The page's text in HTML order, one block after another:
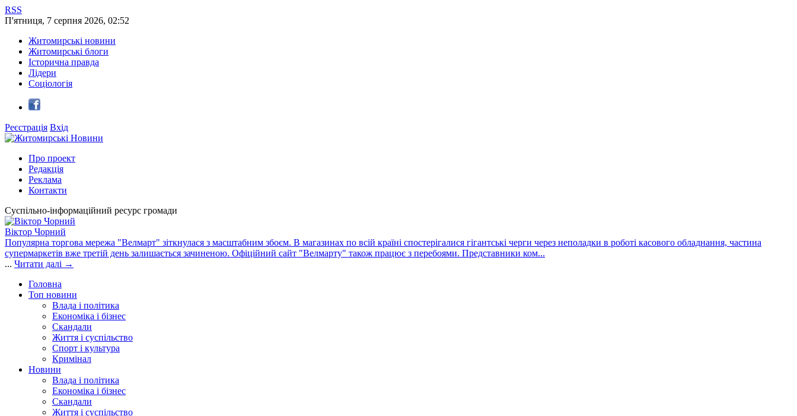
RSS
П'ятниця, 7 серпня 2026, 02:52
Житомирські новини
Житомирські блоги
Історична правда
Лідери
Соціологія
Реєстрація Вхід
Про проект
Редакція
Реклама
Контакти
Суспільно-інформаційний ресурс громади
Віктор Чорний
Популярна торгова мережа "Велмарт" зіткнулася з масштабним збоєм. В магазинах по всій країні спостерігалися гігантські черги через неполадки в роботі касового обладнання, частина
супермаркетів вже третій день залишається зачиненою. Офіційний сайт "Велмарту" також працює з перебоями. Представники ком...
... Читати далі →
Головна
Топ новини
Влада і політика
Економіка і бізнес
Скандали
Життя і суспільство
Спорт і культура
Кримінал
Новини
Влада і політика
Економіка і бізнес
Скандали
Життя і суспільство